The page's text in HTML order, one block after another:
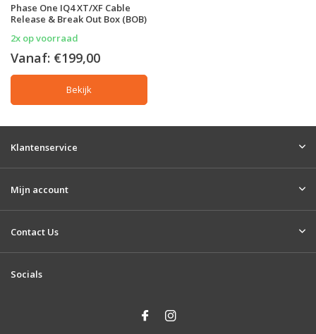
Phase One IQ4 XT/XF Cable
Release & Break Out Box (BOB)
2x op voorraad
Vanaf: €199,00
Bekijk
Klantenservice
Mijn account
Contact Us
Socials